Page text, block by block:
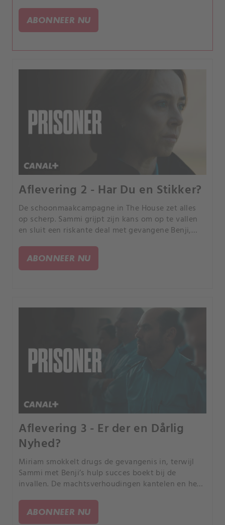
invoert om sluiting te voorkomen, komt de
machtsbalans onder druk te staan.
ABONNEER NU
Aflevering 2 - Har Du en Stikker?
De schoonmaakcampagne in The House zet alles
op scherp. Sammi grijpt zijn kans om op te vallen
en sluit een riskante deal met gevangene Benji,
ongewild de poort opent voor nieuwe smokkel.
ABONNEER NU
Aflevering 3 - Er der en Dårlig
Nyhed?
Miriam smokkelt drugs de gevangenis in, terwijl
Sammi met Benji’s hulp succes boekt bij de
invallen. De machtsverhoudingen kantelen en het
ABONNEER NU